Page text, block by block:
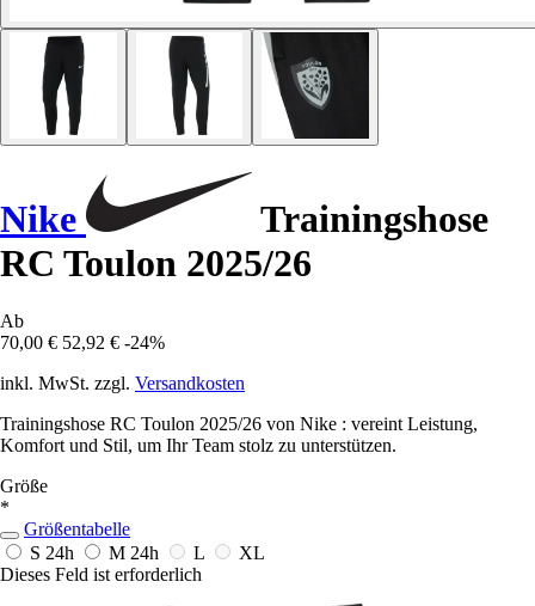
Nike
Trainingshose
RC Toulon 2025/26
Ab
70,00 € 52,92 € -24%
inkl. MwSt. zzgl. Versandkosten
Trainingshose RC Toulon 2025/26 von Nike : vereint Leistung,
Komfort und Stil, um Ihr Team stolz zu unterstützen.
Größe
*
Größentabelle
S 24h M 24h L
XL
Dieses Feld ist erforderlich